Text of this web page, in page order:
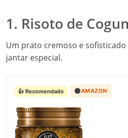
1. Risoto de
Um prato cremoso e
jantar especial.
👍 Recomendado 🟠AMAZON